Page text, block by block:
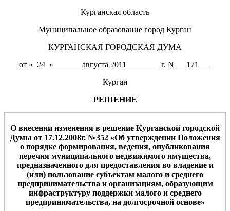
Курганская область
Муниципальное образование город Курган
КУРГАНСКАЯ ГОРОДСКАЯ ДУМА
от «_24_»_______августа 2011________ г. N___171___
Курган
РЕШЕНИЕ
О внесении изменения в решение Курганской городской
Думы от 17.12.2008г. №352 «Об утверждении Положения
о порядке формирования, ведения, опубликования
перечня муниципального недвижимого имущества,
предназначенного для предоставления во владение и
(или) пользование субъектам малого и среднего
предпринимательства и организациям, образующим
инфраструктуру поддержки малого и среднего
предпринимательства, на долгосрочной основе»